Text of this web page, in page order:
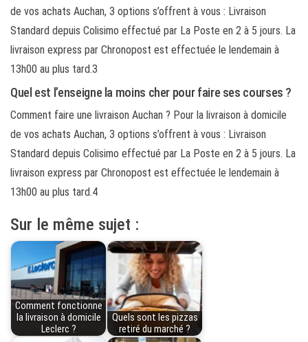
de vos achats Auchan, 3 options s’offrent à vous : Livraison
Standard depuis Colisimo effectué par La Poste en 2 à 5 jours. La
livraison express par Chronopost est effectuée le lendemain à
13h00 au plus tard.3
Quel est l’enseigne la moins cher pour faire ses courses ?
Comment faire une livraison Auchan ? Pour la livraison à domicile
de vos achats Auchan, 3 options s’offrent à vous : Livraison
Standard depuis Colisimo effectué par La Poste en 2 à 5 jours. La
livraison express par Chronopost est effectuée le lendemain à
13h00 au plus tard.4
Sur le même sujet :
Comment fonctionne
la livraison à domicile
Leclerc ?
Quels sont les pizzas
retiré du marché ?